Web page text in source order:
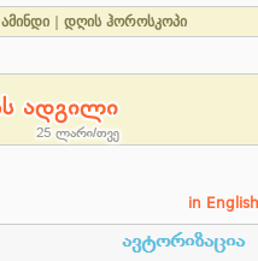
ამინდი დღის ჰოროსკოპი
in English